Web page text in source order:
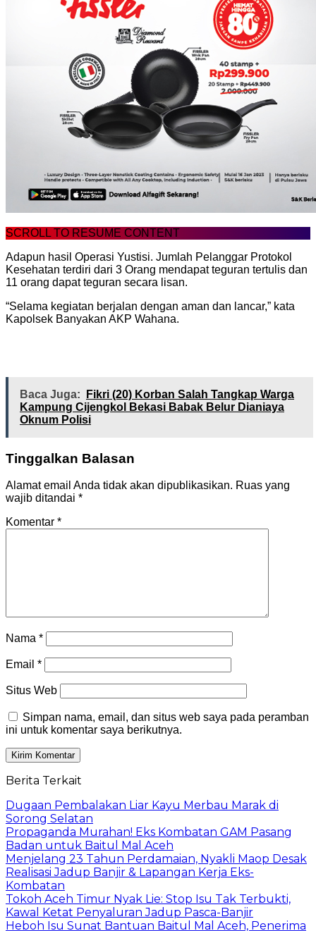
SCROLL TO RESUME CONTENT
Adapun hasil Operasi Yustisi. Jumlah Pelanggar Protokol
Kesehatan terdiri dari 3 Orang mendapat teguran tertulis dan
11 orang dapat teguran secara lisan.
“Selama kegiatan berjalan dengan aman dan lancar,” kata
Kapolsek Banyakan AKP Wahana.
Baca Juga:
Fikri (20) Korban Salah Tangkap Warga
Kampung Cijengkol Bekasi Babak Belur Dianiaya
Oknum Polisi
Tinggalkan Balasan
Alamat email Anda tidak akan dipublikasikan. Ruas yang
wajib ditandai *
Komentar *
Nama *
Email *
Situs Web
Simpan nama, email, dan situs web saya pada peramban
ini untuk komentar saya berikutnya.
Berita Terkait
Dugaan Pembalakan Liar Kayu Merbau Marak di
Sorong Selatan
Propaganda Murahan! Eks Kombatan GAM Pasang
Badan untuk Baitul Mal Aceh
Menjelang 23 Tahun Perdamaian, Nyakli Maop Desak
Realisasi Jadup Banjir & Lapangan Kerja Eks-
Kombatan
Tokoh Aceh Timur Nyak Lie: Stop Isu Tak Terbukti,
Kawal Ketat Penyaluran Jadup Pasca-Banjir
Heboh Isu Sunat Bantuan Baitul Mal Aceh, Penerima